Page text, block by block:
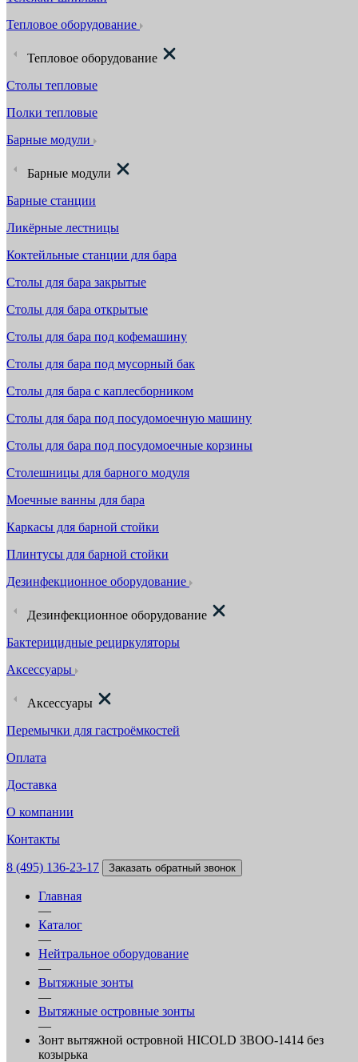
Тепловое оборудование
Тепловое оборудование
Столы тепловые
Полки тепловые
Барные модули
Барные модули
Барные станции
Ликёрные лестницы
Коктейльные станции для бара
Столы для бара закрытые
Столы для бара открытые
Столы для бара под кофемашину
Столы для бара под мусорный бак
Столы для бара с каплесборником
Столы для бара под посудомоечную машину
Столы для бара под посудомоечные корзины
Столешницы для барного модуля
Моечные ванны для бара
Каркасы для барной стойки
Плинтусы для барной стойки
Дезинфекционное оборудование
Дезинфекционное оборудование
Бактерицидные рециркуляторы
Аксессуары
Аксессуары
Перемычки для гастроёмкостей
Оплата
Доставка
О компании
Контакты
8 (495) 136-23-17 Заказать обратный звонок
Главная
—
Каталог
—
Нейтральное оборудование
—
Вытяжные зонты
—
Вытяжные островные зонты
—
Зонт вытяжной островной HICOLD ЗВОО-1414 без
козырька